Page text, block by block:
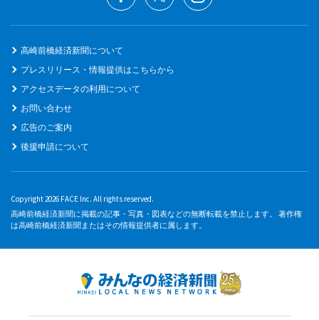
高崎前橋経済新聞について
プレスリリース・情報提供はこちらから
アクセスデータの利用について
お問い合わせ
広告のご案内
後援申請について
Copyright 2026 FACE Inc. All rights reserved.
高崎前橋経済新聞に掲載の記事・写真・図表などの無断転載を禁止します。 著作権
は高崎前橋経済新聞またはその情報提供者に属します。